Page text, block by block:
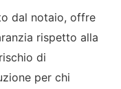
dal notaio, offre
rispetto alla
di
per chi